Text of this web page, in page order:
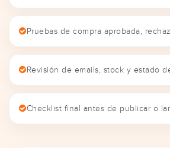
Pruebas de compra aprobada,
Revisión de emails, stock y estado
Checklist final antes de publicar o